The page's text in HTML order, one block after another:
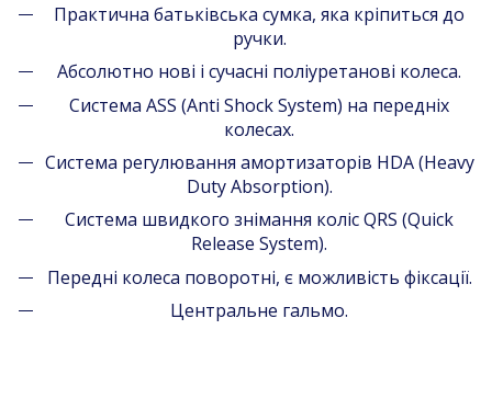
Практична батьківська сумка, яка кріпиться до
ручки.
Абсолютно нові і сучасні поліуретанові колеса.
Система ASS (Anti Shock System) на передніх
колесах.
Система регулювання амортизаторів HDA (Heavy
Duty Absorption).
Система швидкого знімання коліс QRS (Quick
Release System).
Передні колеса поворотні, є можливість фіксації.
Центральне гальмо.